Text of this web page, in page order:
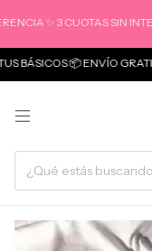
✨ 3 CUOTAS SIN INTERÉS
📦 ENVÍO GRATIS